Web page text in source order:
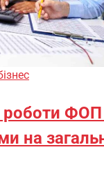
роботи ФОП
на